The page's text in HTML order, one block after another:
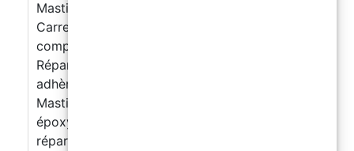
Mastic Époxy Sous l’Eau – Adhésif pour
Carrelage et Réparations de Piscine (Kit
complet)
Répare et colle directement sous l’eau –
adhère même sur des surfaces mouillées
Mastic époxy bi-composant à base de résine
époxy à haute adhérence, conçu pour des
réparations et collages durables même en